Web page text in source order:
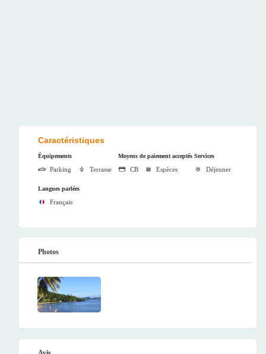
Caractéristiques
Équipements
Parking Terrasse
Moyens de paiement acceptés
CB Espèces
Services
Déjeuner
Langues parlées
Français
Photos